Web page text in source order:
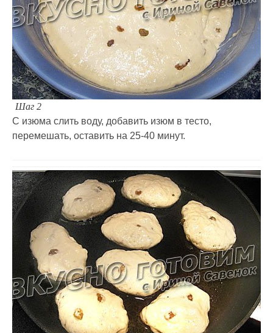
Шаг 2
С изюма слить воду, добавить изюм в тесто,
перемешать, оставить на 25-40 минут.